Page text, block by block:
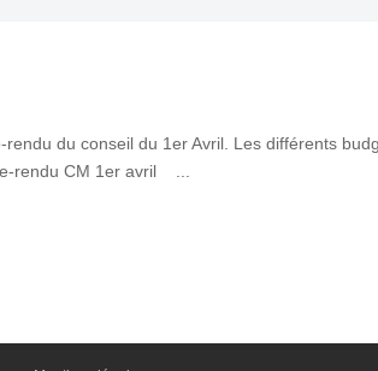
du conseil du 1er Avril. Les différents
rendu CM 1er avril ...